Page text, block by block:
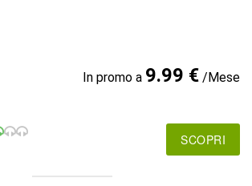
In promo a 9.99 €/Mese
SCOPRI